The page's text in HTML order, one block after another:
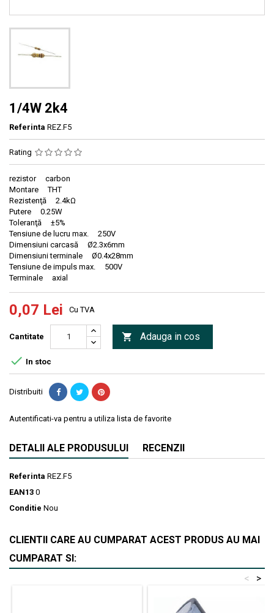
1/4W 2k4
Referinta REZ.F5
Rating
rezistor carbon
Montare THT
Rezistenţă 2.4kΩ
Putere 0.25W
Toleranţă ±5%
Tensiune de lucru max. 250V
Dimensiuni carcasă Ø2.3x6mm
Dimensiuni terminale Ø0.4x28mm
Tensiune de impuls max. 500V
Terminale axial
0,07 Lei Cu TVA
Cantitate  Adauga in cos
 In stoc
Distribuiti
Autentificati-va pentru a utiliza lista de favorite
DETALII ALE PRODUSULUI RECENZII
Referinta REZ.F5
EAN13 0
Conditie Nou
CLIENTII CARE AU CUMPARAT ACEST PRODUS AU MAI
CUMPARAT SI:
>
<